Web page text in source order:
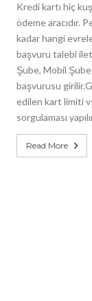
Kredi kartı hiç
ödeme aracıdır.
kadar hangi
başvuru talebi
Şube, Mobil
başvurusu
edilen kart limiti
sorgulaması
Read More